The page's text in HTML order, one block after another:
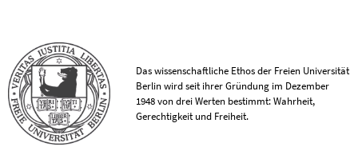
Das wissenschaftliche Ethos der Freien Universität
Berlin wird seit ihrer Gründung im Dezember
1948 von drei Werten bestimmt: Wahrheit,
Gerechtigkeit und Freiheit.